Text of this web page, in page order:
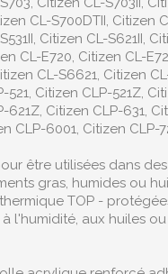
CL-S700DTII, Citizen
Citizen CL-S621II,
CL-E720, Citizen CL-
CL-S6621, Citizen
521, Citizen CLP-521Z,
621Z, Citizen CLP-631,
CLP-6001, Citizen CLP-
être utilisées dans des
gras, humides ou
TOP -
à l'humidité, aux huiles